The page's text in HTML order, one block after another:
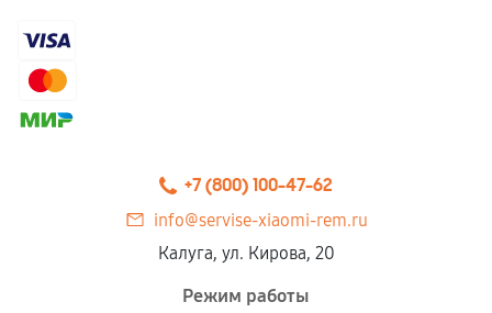
+7 (800) 100-47-62
info@servise-xiaomi-rem.ru
Калуга, ул. Кирова, 20
Режим работы